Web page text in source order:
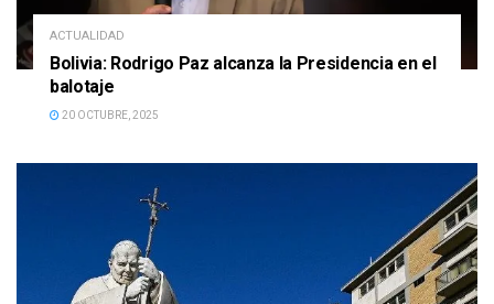
ACTUALIDAD
Bolivia: Rodrigo Paz alcanza la Presidencia en el
balotaje
20 OCTUBRE, 2025